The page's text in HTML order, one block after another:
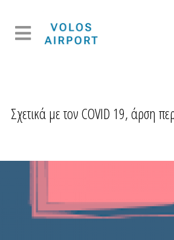
Σχετικά με τον COVID 19, άρση